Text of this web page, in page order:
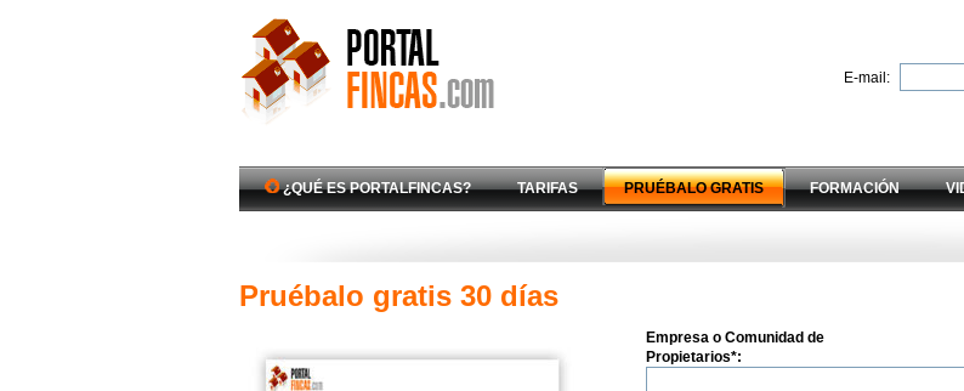
E-mail:
¿QUÉ ES PORTALFINCAS? TARIFAS PRUÉBALO GRATIS FORMACIÓN
Pruébalo gratis 30 días
Empresa o Comunidad de
Propietarios*: